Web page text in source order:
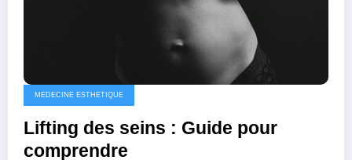
MEDECINE ESTHETIQUE
Lifting des seins : Guide pour
comprendre